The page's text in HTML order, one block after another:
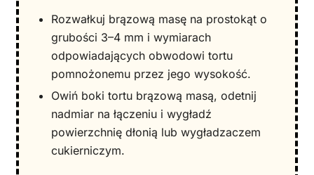
Rozwałkuj brązową masę na prostokąt o
grubości 3–4 mm i wymiarach
odpowiadających obwodowi tortu
pomnożonemu przez jego wysokość.
Owiń boki tortu brązową masą, odetnij
nadmiar na łączeniu i wygładź
powierzchnię dłonią lub wygładzaczem
cukierniczym.